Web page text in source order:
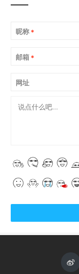
昵称 *
邮箱 *
网址